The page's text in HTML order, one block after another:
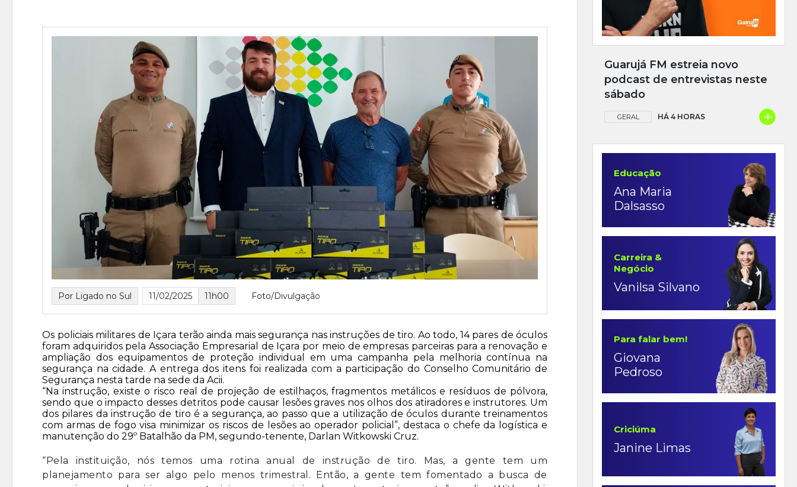
Por Ligado no Sul 11/02/2025 11h00 Foto/Divulgação
Os policiais militares de Içara terão ainda mais segurança nasinstruções de tiro. Ao todo, 14 pares de óculos
foram adquiridos pela Associação Empresarial de Içara por meio de empresas parceiras para a renovação e
ampliação dos equipamentos de proteção individual em uma campanha pela melhoria contínua na
segurança na cidade. A entrega dos itens foi realizada com a participação do Conselho Comunitário de
Segurança nesta tarde na sede da Acii.
“Na instrução, existe o risco real de projeção de estilhaços, fragmentos metálicos e resíduos de pólvora,
sendo que o impacto desses detritos pode causar lesões graves nos olhos dos atiradores e instrutores. Um
dos pilares da instrução de tiro é a segurança, ao passo que a utilização de óculos durante treinamentos
com armas de fogo visa minimizar os riscos de lesões ao operador policial”, destaca o chefe da logística e
manutenção do 29º Batalhão da PM, segundo-tenente, Darlan Witkowski Cruz.
“Pela instituição, nós temos uma rotina anual de instrução de tiro. Mas, a gente tem um
planejamento para ser algo pelo menos trimestral. Então, a gente tem fomentado a busca de
Guarujá FM estreia novo
podcast de entrevistas neste
sábado
GERAL HÁ 4 HORAS +
Educação
Ana Maria
Dalsasso
Carreira &
Negócio
Vanilsa Silvano
Para falar bem!
Giovana
Pedroso
Criciúma
Janine Limas